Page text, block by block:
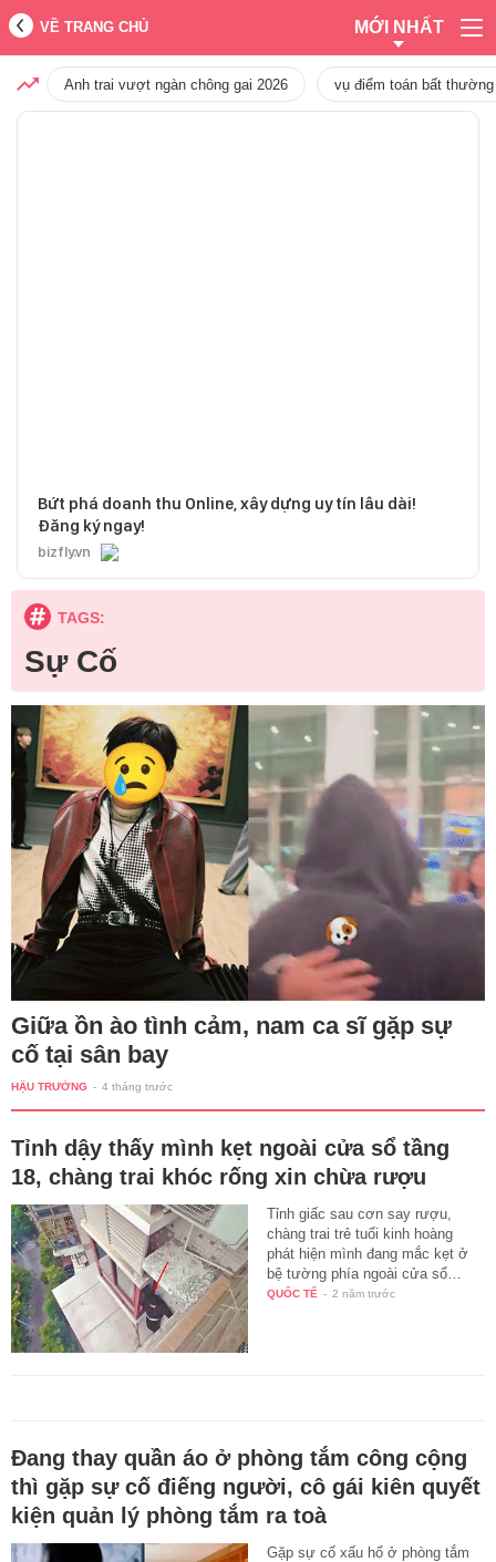
VỀ TRANG CHỦ MỚI NHẤT
Anh trai vượt ngàn chông gai 2026 vụ điểm toán bất
Bứt phá doanh thu Online, xây dựng uy tín lâu dài!
Đăng ký ngay!
bizfly.vn
TAGS:
Sự Cố
Giữa ồn ào tình cảm, nam ca sĩ gặp sự
cố tại sân bay
HẬU TRƯỜNG - 4 tháng trước
Tỉnh dậy thấy mình kẹt ngoài cửa sổ tầng
18, chàng trai khóc rống xin chừa rượu
Tỉnh giấc sau cơn say rượu,
chàng trai trẻ tuổi kinh hoàng
phát hiện mình đang mắc kẹt ở
bệ tường phía ngoài cửa sổ…
QUỐC TẾ - 2 năm trước
Đang thay quần áo ở phòng tắm công cộng
thì gặp sự cố điếng người, cô gái kiên quyết
kiện quản lý phòng tắm ra toà
Gặp sự cố xấu hổ ở phòng tắm